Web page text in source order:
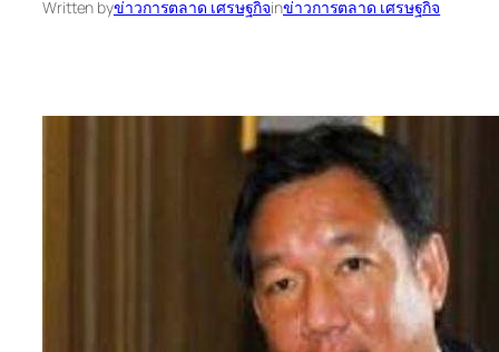
Written byข่าวการตลาด เศรษฐกิจinข่าวการตลาด เศรษฐกิจ